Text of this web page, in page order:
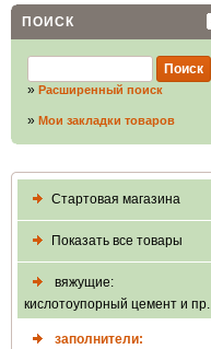
ПОИСК
» Расширенный поиск
» Мои закладки товаров
Стартовая магазина
Показать все товары
вяжущие:
кислотоупорный цемент и пр.
заполнители: